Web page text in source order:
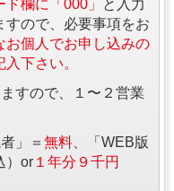
欄に「000」
と入力
すので、必要事項をお
お個人でお申し込みの
下さい。
すので、１〜２営業
」＝ 無料 、「WEB版
）or １年分９千円